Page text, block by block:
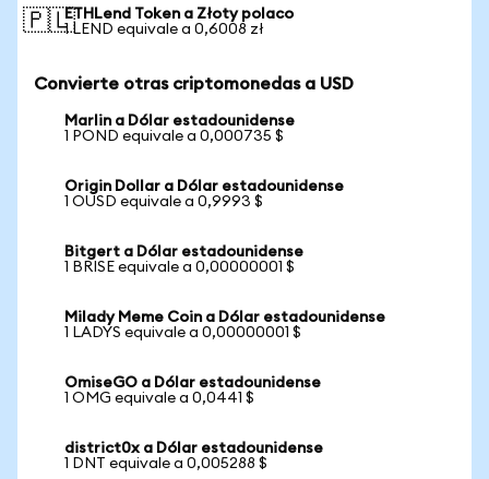
🇵🇱ETHLend Token a Złoty polaco
1 LEND equivale a 0,6008 zł
Convierte otras criptomonedas a USD
Marlin a Dólar estadounidense
1 POND equivale a 0,000735 $
Origin Dollar a Dólar estadounidense
1 OUSD equivale a 0,9993 $
Bitgert a Dólar estadounidense
1 BRISE equivale a 0,00000001 $
Milady Meme Coin a Dólar estadounidense
1 LADYS equivale a 0,00000001 $
OmiseGO a Dólar estadounidense
1 OMG equivale a 0,0441 $
district0x a Dólar estadounidense
1 DNT equivale a 0,005288 $